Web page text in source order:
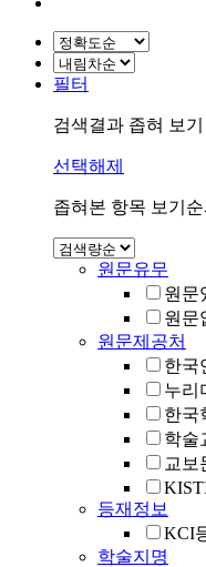
필터
검색결과 좁혀 보기
선택해제
좁혀본 항목 보기순
원문유무
원문
원문
원문제공처
한국
누리
한국
학술
교보
등재정보
KCI
학술지명